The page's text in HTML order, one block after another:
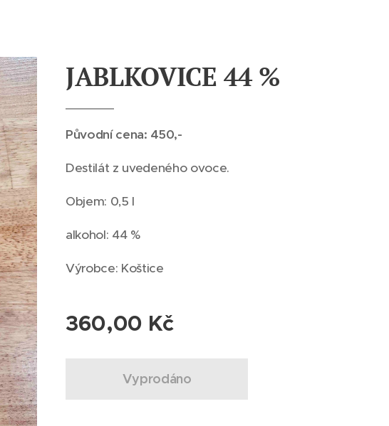
JABLKOVICE 44 %
Původní cena: 450,-
Destilát z uvedeného ovoce.
Objem: 0,5 l
alkohol: 44 %
Výrobce: Koštice
360,00 Kč
Vyprodáno